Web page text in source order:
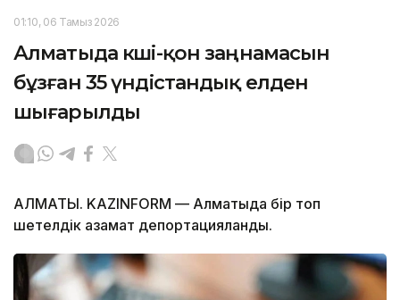
01:10, 06 Тамыз 2026
Алматыда көші-қон заңнамасын
бұзған 35 үндістандық елден
шығарылды
АЛМАТЫ. KAZINFORM — Алматыда бір топ
шетелдік азамат депортацияланды.